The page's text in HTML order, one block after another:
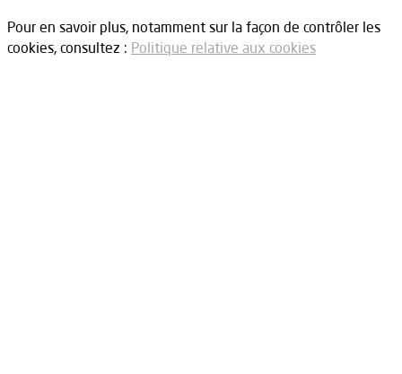
Pour en savoir plus, notamment sur la façon de contrôler les
cookies, consultez : Politique relative aux cookies